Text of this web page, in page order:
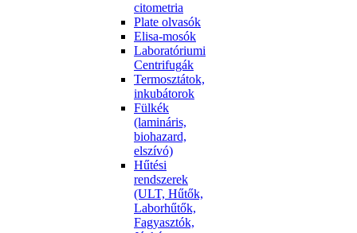
citometria
Plate olvasók
Elisa-mosók
Laboratóriumi
Centrifugák
Termosztátok,
inkubátorok
Fülkék
(lamináris,
biohazard,
elszívó)
Hűtési
rendszerek
(ULT, Hűtők,
Laborhűtők,
Fagyasztók,